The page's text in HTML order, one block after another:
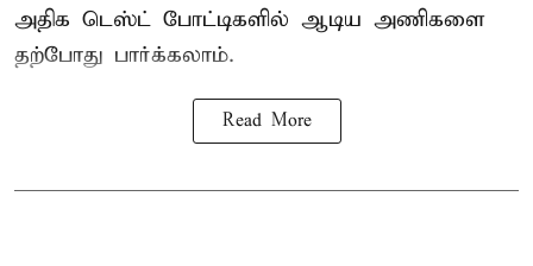
அதிக டெஸ்ட் போட்டிகளில் ஆடிய அணிகளை
தற்போது பார்க்கலாம்.
Read More